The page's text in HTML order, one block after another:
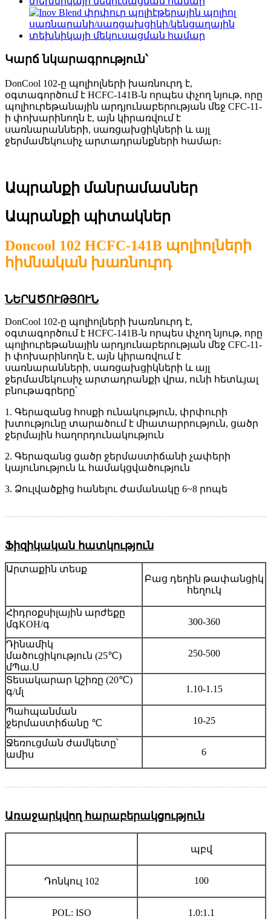
Կարճ նկարագրություն՝
DonCool 102-ը պոլիոլների խառնուրդ է,
օգտագործում է HCFC-141B-ն որպես փչող նյութ, որը
պոլիուրեթանային արդյունաբերության մեջ CFC-11-
ի փոխարինողն է, այն կիրառվում է
սառնարանների, սառցախցիկների և այլ
ջերմամեկուսիչ արտադրանքների համար։
Ապրանքի մանրամասներ
Ապրանքի պիտակներ
Doncool 102 HCFC-141B պոլիոլների
հիմնական խառնուրդ
ՆԵՐԱԾՈՒԹՅՈՒՆ
DonCool 102-ը պոլիոլների խառնուրդ է,
օգտագործում է HCFC-141B-ն որպես փչող նյութ, որը
պոլիուրեթանային արդյունաբերության մեջ CFC-11-
ի փոխարինողն է, այն կիրառվում է
սառնարանների, սառցախցիկների և այլ
ջերմամեկուսիչ արտադրանքի վրա, ունի հետևյալ
բնութագրերը՝
1. Գերազանց հոսքի ունակություն, փրփուրի
խտությունը տարածում է միատարրություն, ցածր
ջերմային հաղորդունակություն
2. Գերազանց ցածր ջերմաստիճանի չափերի
կայունություն և համակցվածություն
3. Ձուլվածքից հանելու ժամանակը 6~8 րոպե
Ֆիզիկական հատկություն
Արտաքին տեսք
Բաց դեղին թափանցիկ
հեղուկ
Հիդրօքսիլային արժեքը
մգKOH/գ
300-360
Դինամիկ
մածուցիկություն (25℃)
մՊա.Ս
250-500
Տեսակարար կշիռը (20℃)
գ/մլ
1.10-1.15
Պահպանման
ջերմաստիճանը ℃
10-25
Ջեռուցման ժամկետը՝
ամիս
6
Առաջարկվող հարաբերակցություն
պբվ
Դոնկուլ 102 100
POL: ISO 1.0:1.1